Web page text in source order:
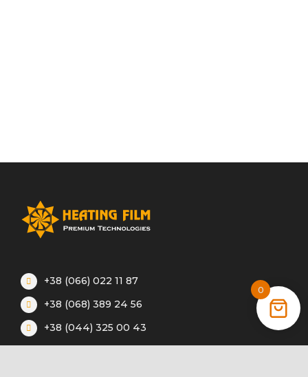
+38 (066) 022 11 87
+38 (068) 389 24 56
+38 (044) 325 00 43
0